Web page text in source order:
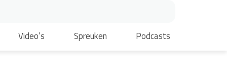
Video’s Spreuken Podcasts